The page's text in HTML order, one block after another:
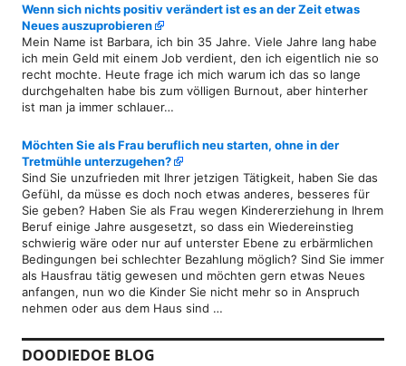
Wenn sich nichts positiv verändert ist es an der Zeit etwas
Neues auszuprobieren
Mein Name ist Barbara, ich bin 35 Jahre. Viele Jahre lang habe
ich mein Geld mit einem Job verdient, den ich eigentlich nie so
recht mochte. Heute frage ich mich warum ich das so lange
durchgehalten habe bis zum völligen Burnout, aber hinterher
ist man ja immer schlauer…
Möchten Sie als Frau beruflich neu starten, ohne in der
Tretmühle unterzugehen?
Sind Sie unzufrieden mit Ihrer jetzigen Tätigkeit, haben Sie das
Gefühl, da müsse es doch noch etwas anderes, besseres für
Sie geben? Haben Sie als Frau wegen Kindererziehung in Ihrem
Beruf einige Jahre ausgesetzt, so dass ein Wiedereinstieg
schwierig wäre oder nur auf unterster Ebene zu erbärmlichen
Bedingungen bei schlechter Bezahlung möglich? Sind Sie immer
als Hausfrau tätig gewesen und möchten gern etwas Neues
anfangen, nun wo die Kinder Sie nicht mehr so in Anspruch
nehmen oder aus dem Haus sind …
DOODIEDOE BLOG